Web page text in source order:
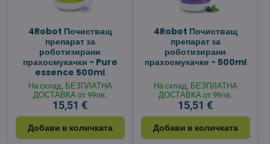
4Robot Почистващ
препарат за
роботизирани
прахосмукачки - Pure
essence 500ml
На склад, БЕЗПЛАТНА
ДОСТАВКА от 99лв.
15,51 €
Добави в количката
4Robot Почистващ
препарат за
роботизирани
прахосмукачки - 500ml
На склад, БЕЗПЛАТНА
ДОСТАВКА от 99лв.
15,51 €
Добави в количката